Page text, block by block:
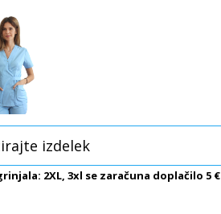
izdelek
2XL, 3xl se zaračuna doplačilo 5 €